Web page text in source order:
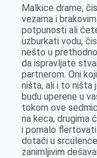
Malkice drame,
vezama i
potpunosti ali
uzburkati vodu,
nešto u
da ispravljate
partnerom. Oni
ništa, ali i to ništa
budu uperene u
tokom ove
na keca, drugima
i pomalo flertovati
dotaći u
zanimljivim